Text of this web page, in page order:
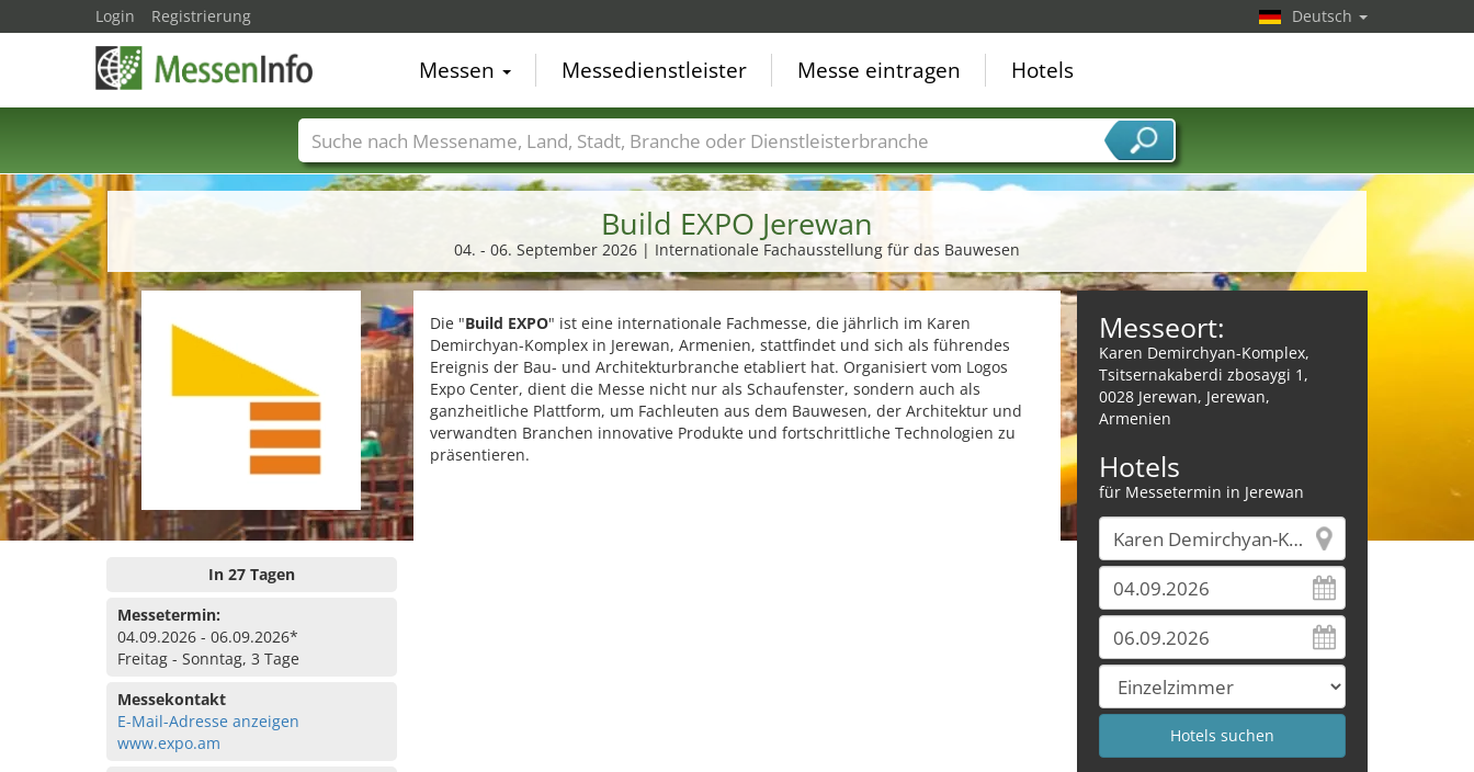
Build EXPO Jerewan
04. - 06. September 2026 | Internationale Fachausstellung für das Bauwesen
In 27 Tagen
Messetermin:
04.09.2026 - 06.09.2026*
Freitag - Sonntag, 3 Tage
Messekontakt
E-Mail-Adresse anzeigen
www.expo.am
Die "Build EXPO" ist eine internationale Fachmesse, die jährlich im Karen
Demirchyan-Komplex in Jerewan, Armenien, stattfindet und sich als führendes
Ereignis der Bau- und Architekturbranche etabliert hat. Organisiert vom Logos
Expo Center, dient die Messe nicht nur als Schaufenster, sondern auch als
ganzheitliche Plattform, um Fachleuten aus dem Bauwesen, der Architektur und
verwandten Branchen innovative Produkte und fortschrittliche Technologien zu
präsentieren.
Messeort:
Karen Demirchyan-Komplex,
Tsitsernakaberdi zbosaygi 1,
0028 Jerewan, Jerewan,
Armenien
Hotels
für Messetermin in Jerewan
Login Registrierung Deutsch
Messen Messedienstleister Messe eintragen Hotels
Messenamen Länder Städte Branchen Dienstleisterbranchen